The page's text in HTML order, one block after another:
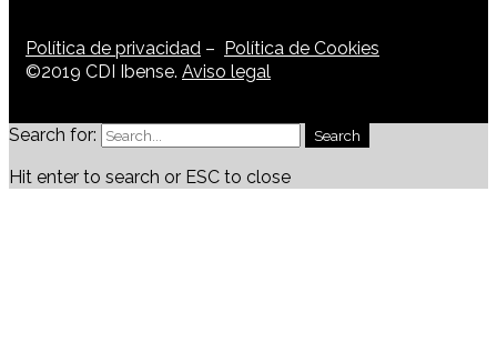
Política de privacidad –
Política de Cookies
©2019 CDI Ibense. Aviso legal
Search for: Search
Hit enter to search or ESC to close